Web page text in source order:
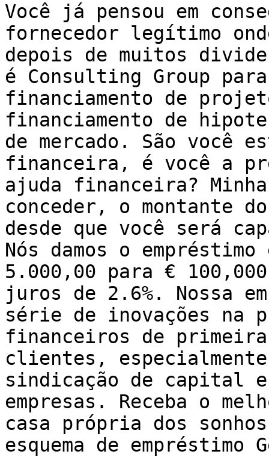
Você já pensou em
fornecedor legítimo
depois de muitos
é Consulting Group
financiamento de
financiamento de
de mercado. São você
financeira, é você a
ajuda financeira?
conceder, o montante
desde que você será
Nós damos o
5.000,00 para €
juros de 2.6%. Nossa
série de inovações na
financeiros de
clientes,
sindicação de capital
empresas. Receba o
casa própria dos
esquema de empréstimo